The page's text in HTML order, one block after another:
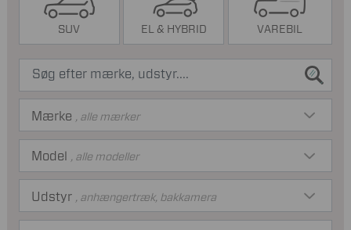
SUV EL & HYBRID VAREBIL
Mærke , alle mærker
Model , alle modeller
Udstyr , anhængertræk, bakkamera